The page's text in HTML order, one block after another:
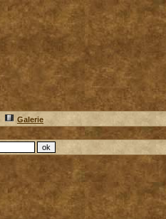
Galerie